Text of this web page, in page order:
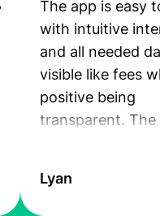
The app is easy
with intuitive
and all needed
visible like fees
positive being
transparent. The
the exchange
Lyan